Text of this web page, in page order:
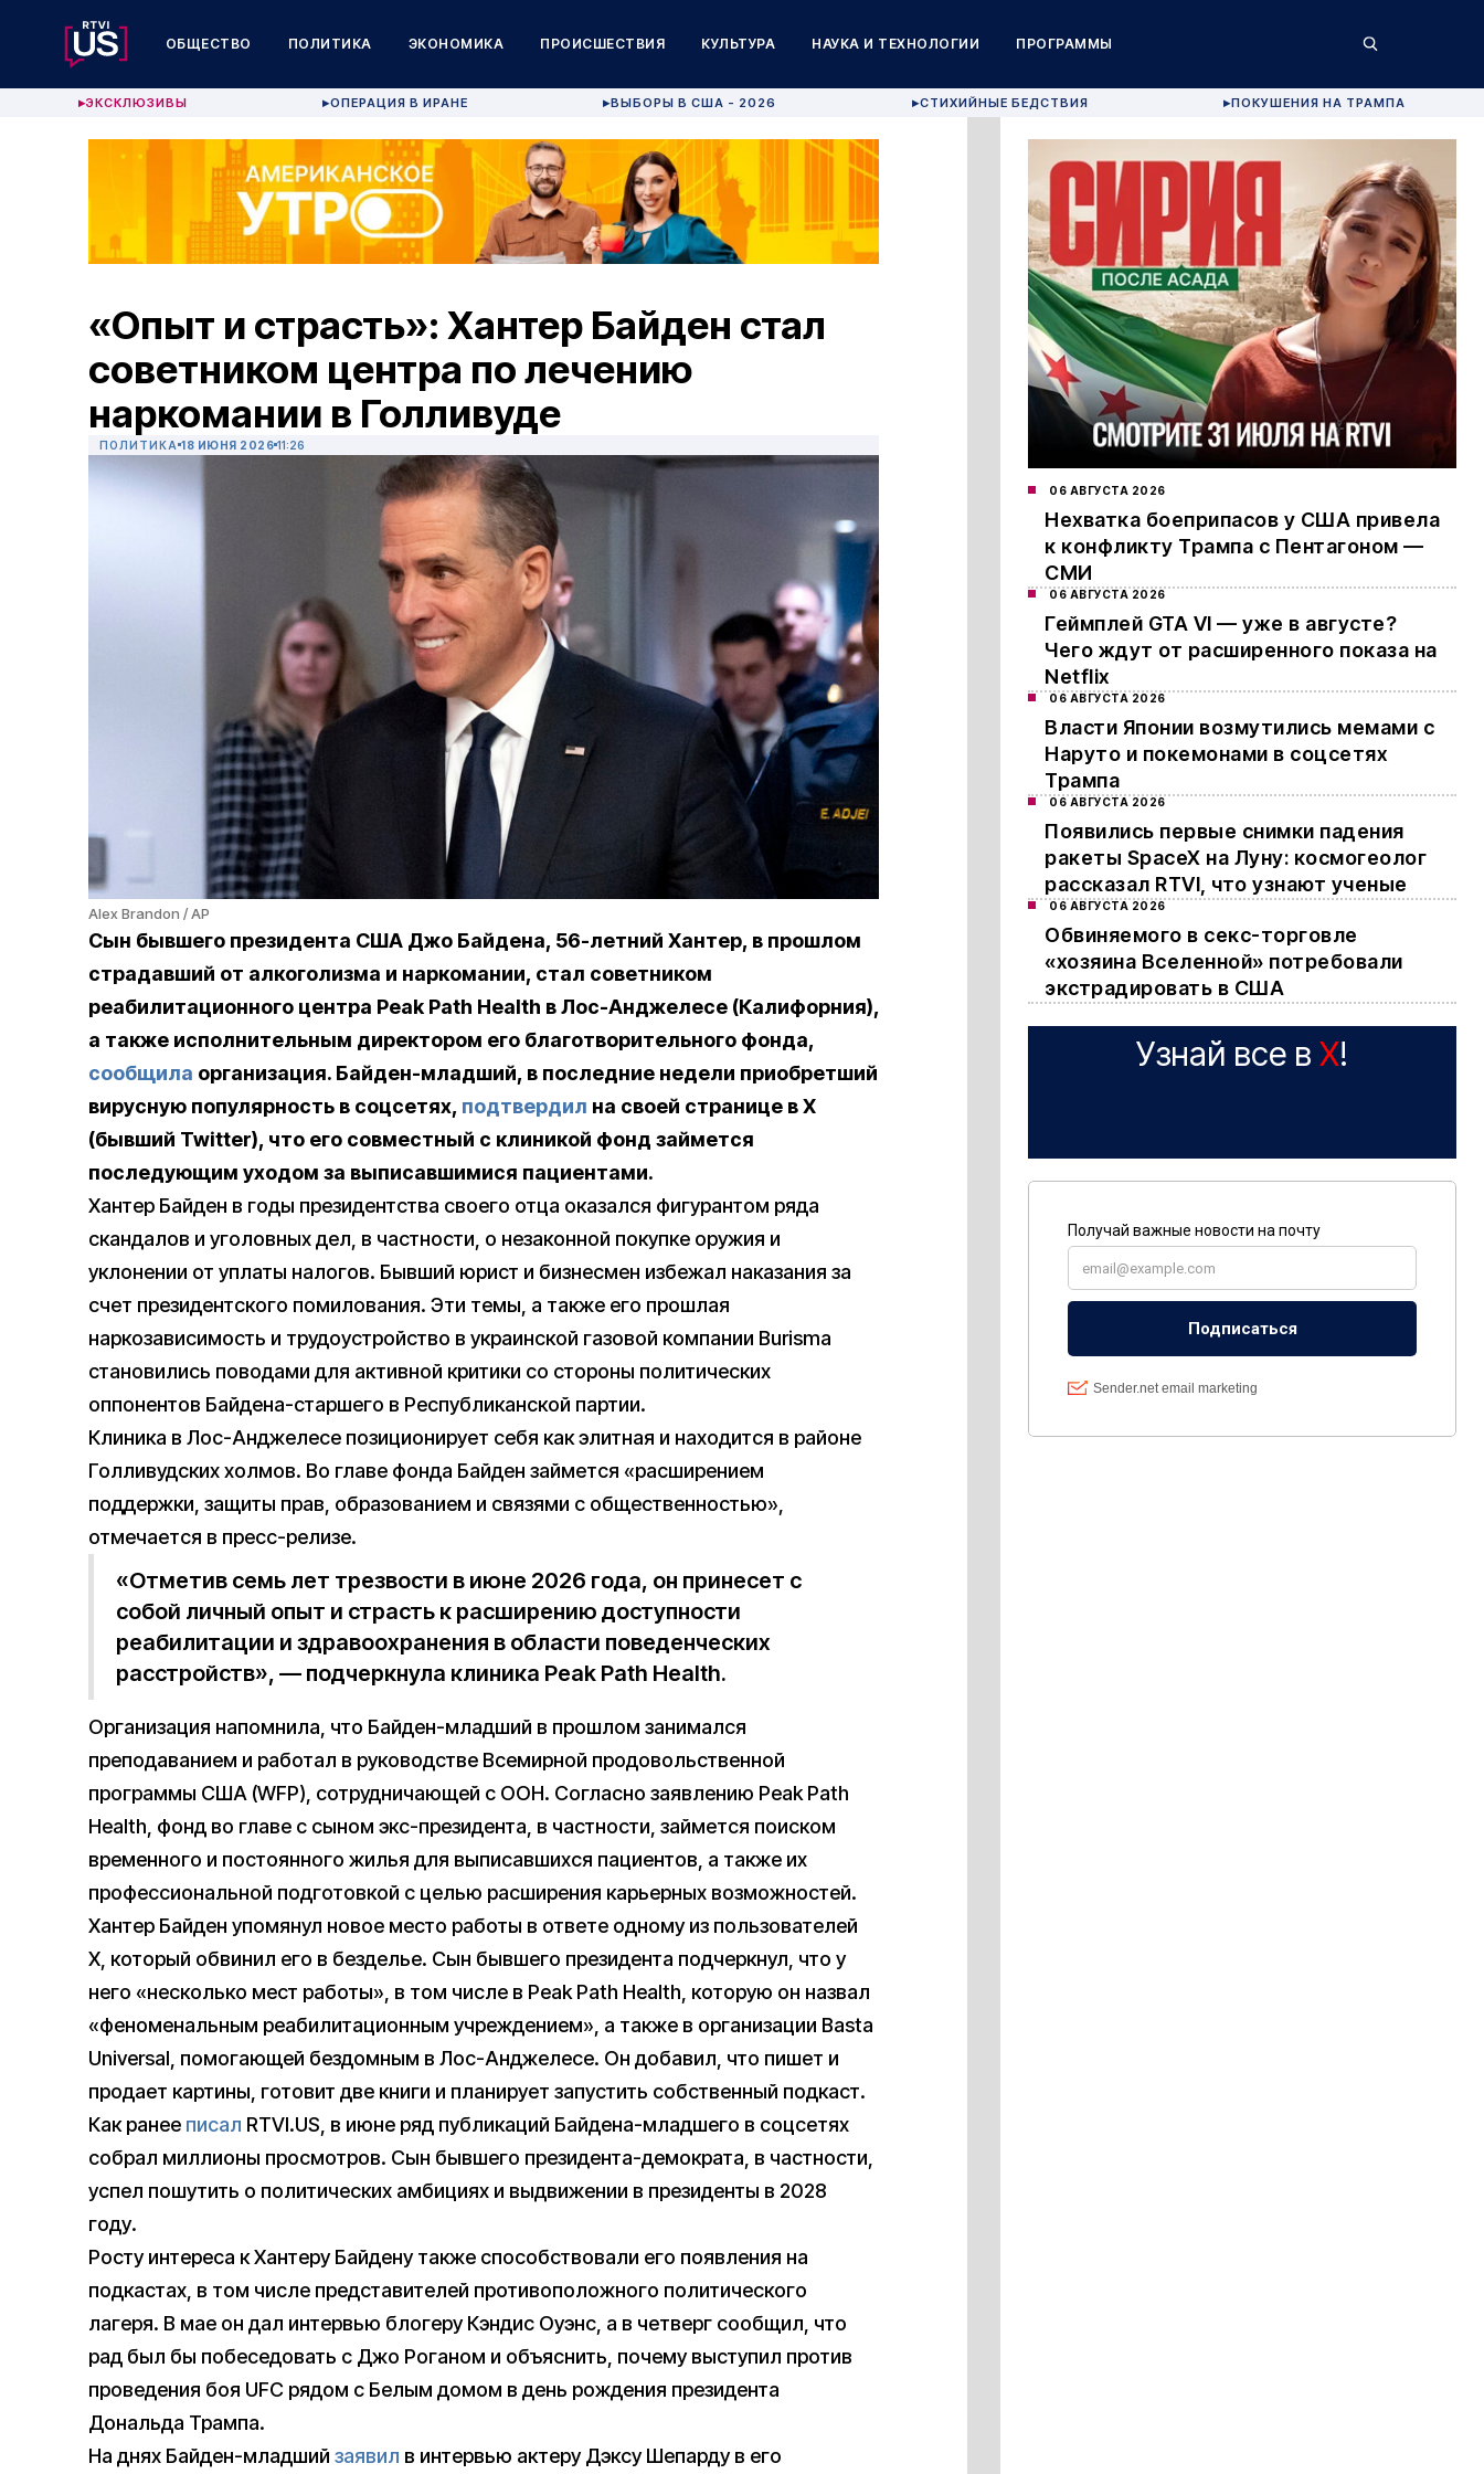
ОБЩЕСТВО ПОЛИТИКА ЭКОНОМИКА ПРОИСШЕСТВИЯ КУЛЬТУРА НАУКА И ТЕХНОЛОГИИ ПРОГРАММЫ
▶ЭКСКЛЮЗИВЫ ▶ОПЕРАЦИЯ В ИРАНЕ ▶ВЫБОРЫ В США - 2026 ▶СТИХИЙНЫЕ БЕДСТВИЯ ▶ПОКУШЕНИЯ НА ТРАМПА
«Опыт и страсть»: Хантер Байден стал
советником центра по лечению
наркомании в Голливуде
ПОЛИТИКА 18 ИЮНЯ 2026 11:26
Alex Brandon / AP
Сын бывшего президента США Джо Байдена, 56-летний Хантер, в прошлом
страдавший от алкоголизма и наркомании, стал советником
реабилитационного центра Peak Path Health в Лос-Анджелесе (Калифорния),
а также исполнительным директором его благотворительного фонда,
сообщила организация. Байден-младший, в последние недели приобретший
вирусную популярность в соцсетях, подтвердил на своей странице в X
(бывший Twitter), что его совместный с клиникой фонд займется
последующим уходом за выписавшимися пациентами.
Хантер Байден в годы президентства своего отца оказался фигурантом ряда
скандалов и уголовных дел, в частности, о незаконной покупке оружия и
уклонении от уплаты налогов. Бывший юрист и бизнесмен избежал наказания за
счет президентского помилования. Эти темы, а также его прошлая
наркозависимость и трудоустройство в украинской газовой компании Burisma
становились поводами для активной критики со стороны политических
оппонентов Байдена-старшего в Республиканской партии.
Клиника в Лос-Анджелесе позиционирует себя как элитная и находится в районе
Голливудских холмов. Во главе фонда Байден займется «расширением
поддержки, защиты прав, образованием и связями с общественностью»,
отмечается в пресс-релизе.
«Отметив семь лет трезвости в июне 2026 года, он принесет с
собой личный опыт и страсть к расширению доступности
реабилитации и здравоохранения в области поведенческих
расстройств», — подчеркнула клиника Peak Path Health.
Организация напомнила, что Байден-младший в прошлом занимался
преподаванием и работал в руководстве Всемирной продовольственной
программы США (WFP), сотрудничающей с ООН. Согласно заявлению Peak Path
Health, фонд во главе с сыном экс-президента, в частности, займется поиском
временного и постоянного жилья для выписавшихся пациентов, а также их
профессиональной подготовкой с целью расширения карьерных возможностей.
Хантер Байден упомянул новое место работы в ответе одному из пользователей
X, который обвинил его в безделье. Сын бывшего президента подчеркнул, что у
него «несколько мест работы», в том числе в Peak Path Health, которую он назвал
«феноменальным реабилитационным учреждением», а также в организации Basta
Universal, помогающей бездомным в Лос-Анджелесе. Он добавил, что пишет и
продает картины, готовит две книги и планирует запустить собственный подкаст.
Как ранее писал RTVI.US, в июне ряд публикаций Байдена-младшего в соцсетях
собрал миллионы просмотров. Сын бывшего президента-демократа, в частности,
успел пошутить о политических амбициях и выдвижении в президенты в 2028
году.
Росту интереса к Хантеру Байдену также способствовали его появления на
подкастах, в том числе представителей противоположного политического
лагеря. В мае он дал интервью блогеру Кэндис Оуэнс, а в четверг сообщил, что
рад был бы побеседовать с Джо Роганом и объяснить, почему выступил против
проведения боя UFC рядом с Белым домом в день рождения президента
Дональда Трампа.
На днях Байден-младший заявил в интервью актеру Дэксу Шепарду в его
06 АВГУСТА 2026
Нехватка боеприпасов у США привела
к конфликту Трампа с Пентагоном —
СМИ
06 АВГУСТА 2026
Геймплей GTA VI — уже в августе?
Чего ждут от расширенного показа на
Netflix
06 АВГУСТА 2026
Власти Японии возмутились мемами с
Наруто и покемонами в соцсетях
Трампа
06 АВГУСТА 2026
Появились первые снимки падения
ракеты SpaceX на Луну: космогеолог
рассказал RTVI, что узнают ученые
06 АВГУСТА 2026
Обвиняемого в секс-торговле
«хозяина Вселенной» потребовали
экстрадировать в США
Узнай все в X!